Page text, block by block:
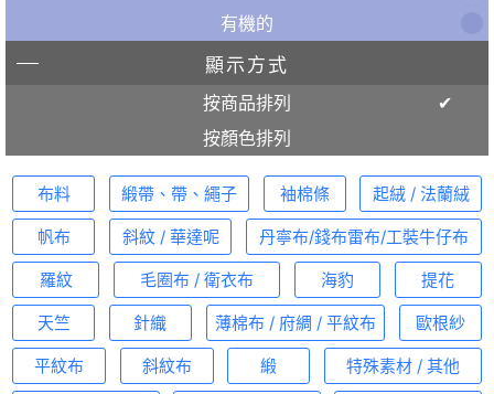
有機的
顯示方式
按商品排列
按顏色排列
布料 緞帶、帶、繩子 袖棉條 起絨 / 法蘭絨
帆布 斜紋 / 華達呢 丹寧布/錢布雷布/工裝牛仔布
羅紋 毛圈布 / 衛衣布 海豹 提花
天竺 針織 薄棉布 / 府綢 / 平紋布 歐根紗
平紋布 斜紋布 緞 特殊素材 / 其他